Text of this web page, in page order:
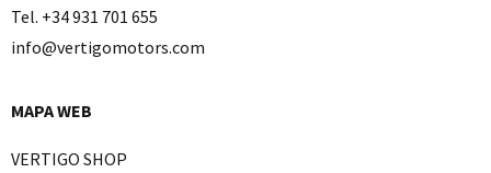
Tel. +34 931 701 655
info@vertigomotors.com
MAPA WEB
VERTIGO SHOP